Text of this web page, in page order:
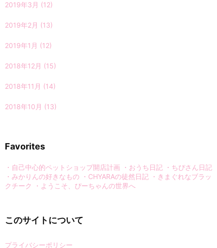
2019年3月 (12)
2019年2月 (13)
2019年1月 (12)
2018年12月 (15)
2018年11月 (14)
2018年10月 (13)
Favorites
・自己中心的ペットショップ開店計画 ・おうち日記 ・ちぴさん日記
・みかりんの好きなもの ・CHYARAの徒然日記 ・きまぐれなブラッ
クチーク
・ようこそ、ぴーちゃんの世界へ
このサイトについて
プライバシーポリシー